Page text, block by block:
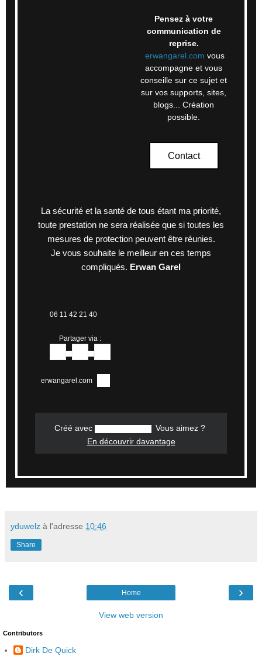
Pensez à votre
communication de
reprise.
erwangarel.com vous
accompagne et vous
conseille sur ce sujet et
sur vos supports, sites,
blogs... Création
possible.
Contact
La sécurité et la santé de tous étant ma priorité,
toute prestation ne sera réalisée que si toutes les
mesures de protection peuvent être réunies.
Je vous souhaite le meilleur en ces temps
compliqués. Erwan Garel
06 11 42 21 40
Partager via :
erwangarel.com
Créé avec Vous aimez ?
En découvrir davantage
yduwelz à l'adresse 10:46
Share
‹ ›
Home
View web version
Contributors
Dirk De Quick